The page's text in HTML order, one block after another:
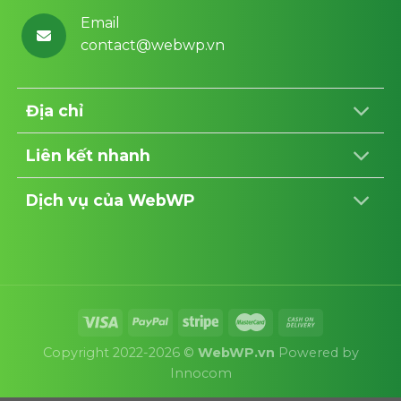
Email
contact@webwp.vn
Địa chỉ
Liên kết nhanh
Dịch vụ của WebWP
Copyright 2022-2026 © WebWP.vn Powered by
Innocom